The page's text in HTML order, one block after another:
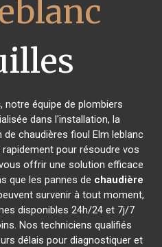
, notre équipe de plombiers
dans l'installation, la
chaudières fioul Elm leblanc
pour résoudre vos
offrir une solution efficace
que les pannes de chaudière
survenir à tout moment,
disponibles 24h/24 et 7j/7
Nos techniciens qualifiés
délais pour diagnostiquer et